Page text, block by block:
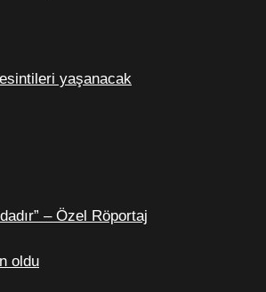
yaşanacak
– Özel Röportaj
oldu